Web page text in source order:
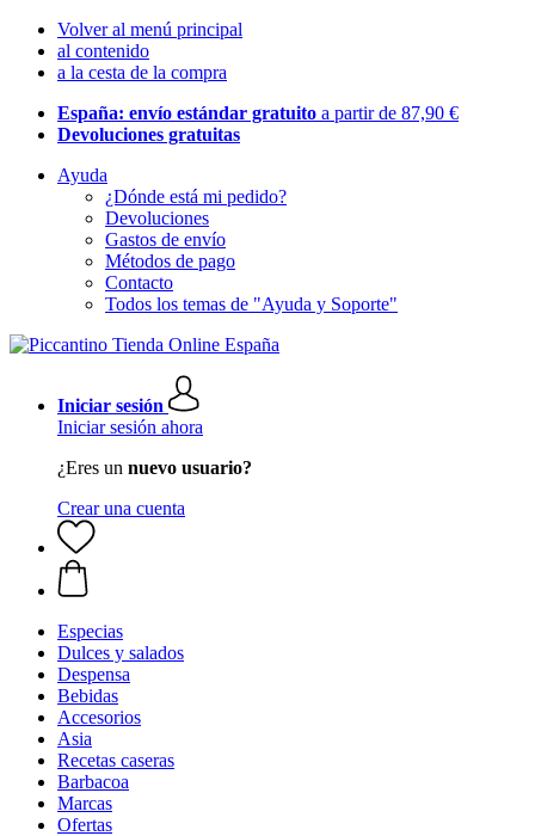
Volver al menú principal
al contenido
a la cesta de la compra
España: envío estándar gratuito a partir de 87,90 €
Devoluciones gratuitas
Ayuda
¿Dónde está mi pedido?
Devoluciones
Gastos de envío
Métodos de pago
Contacto
Todos los temas de "Ayuda y Soporte"
Iniciar sesión
Iniciar sesión ahora
¿Eres un nuevo usuario?
Crear una cuenta
Especias
Dulces y salados
Despensa
Bebidas
Accesorios
Asia
Recetas caseras
Barbacoa
Marcas
Ofertas